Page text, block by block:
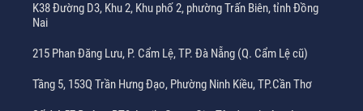
K38 Đường D3, Khu 2, Khu phố 2, phường Trấn Biên, tỉnh Đồng
Nai
215 Phan Đăng Lưu, P. Cẩm Lệ, TP. Đà Nẵng (Q. Cẩm Lệ cũ)
Tầng 5, 153Q Trần Hưng Đạo, Phường Ninh Kiều, TP.Cần Thơ